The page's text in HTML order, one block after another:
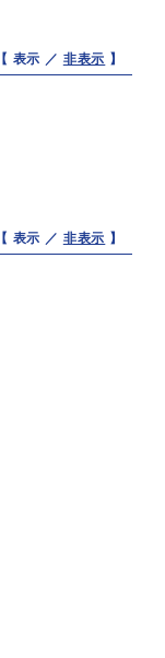
【 表示 ／ 非表示 】
【 表示 ／ 非表示 】